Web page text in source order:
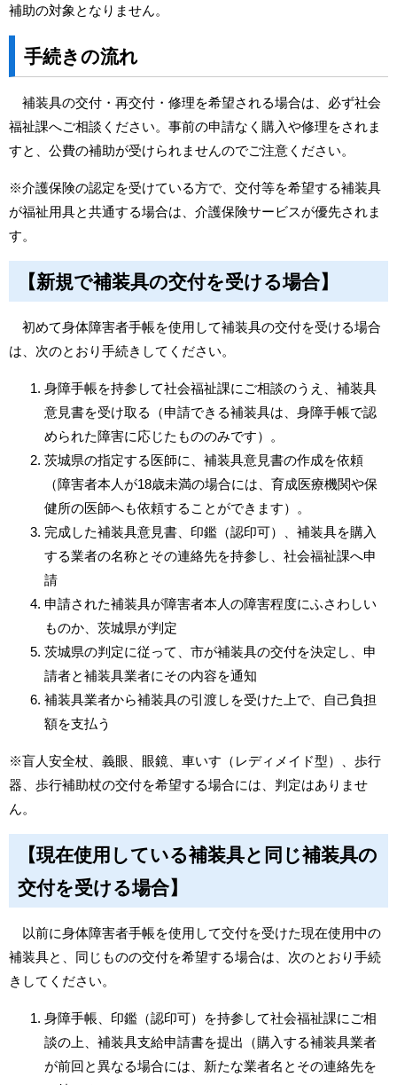
補助の対象となりません。
手続きの流れ
補装具の交付・再交付・修理を希望される場合は、必ず社会
福祉課へご相談ください。事前の申請なく購入や修理をされま
すと、公費の補助が受けられませんのでご注意ください。
※介護保険の認定を受けている方で、交付等を希望する補装具
が福祉用具と共通する場合は、介護保険サービスが優先されま
す。
【新規で補装具の交付を受ける場合】
初めて身体障害者手帳を使用して補装具の交付を受ける場合
は、次のとおり手続きしてください。
身障手帳を持参して社会福祉課にご相談のうえ、補装具
意見書を受け取る（申請できる補装具は、身障手帳で認
められた障害に応じたもののみです）。
茨城県の指定する医師に、補装具意見書の作成を依頼
（障害者本人が18歳未満の場合には、育成医療機関や保
健所の医師へも依頼することができます）。
完成した補装具意見書、印鑑（認印可）、補装具を購入
する業者の名称とその連絡先を持参し、社会福祉課へ申
請
申請された補装具が障害者本人の障害程度にふさわしい
ものか、茨城県が判定
茨城県の判定に従って、市が補装具の交付を決定し、申
請者と補装具業者にその内容を通知
補装具業者から補装具の引渡しを受けた上で、自己負担
額を支払う
※盲人安全杖、義眼、眼鏡、車いす（レディメイド型）、歩行
器、歩行補助杖の交付を希望する場合には、判定はありませ
ん。
【現在使用している補装具と同じ補装具の
交付を受ける場合】
以前に身体障害者手帳を使用して交付を受けた現在使用中の
補装具と、同じものの交付を希望する場合は、次のとおり手続
きしてください。
身障手帳、印鑑（認印可）を持参して社会福祉課にご相
談の上、補装具支給申請書を提出（購入する補装具業者
が前回と異なる場合には、新たな業者名とその連絡先を